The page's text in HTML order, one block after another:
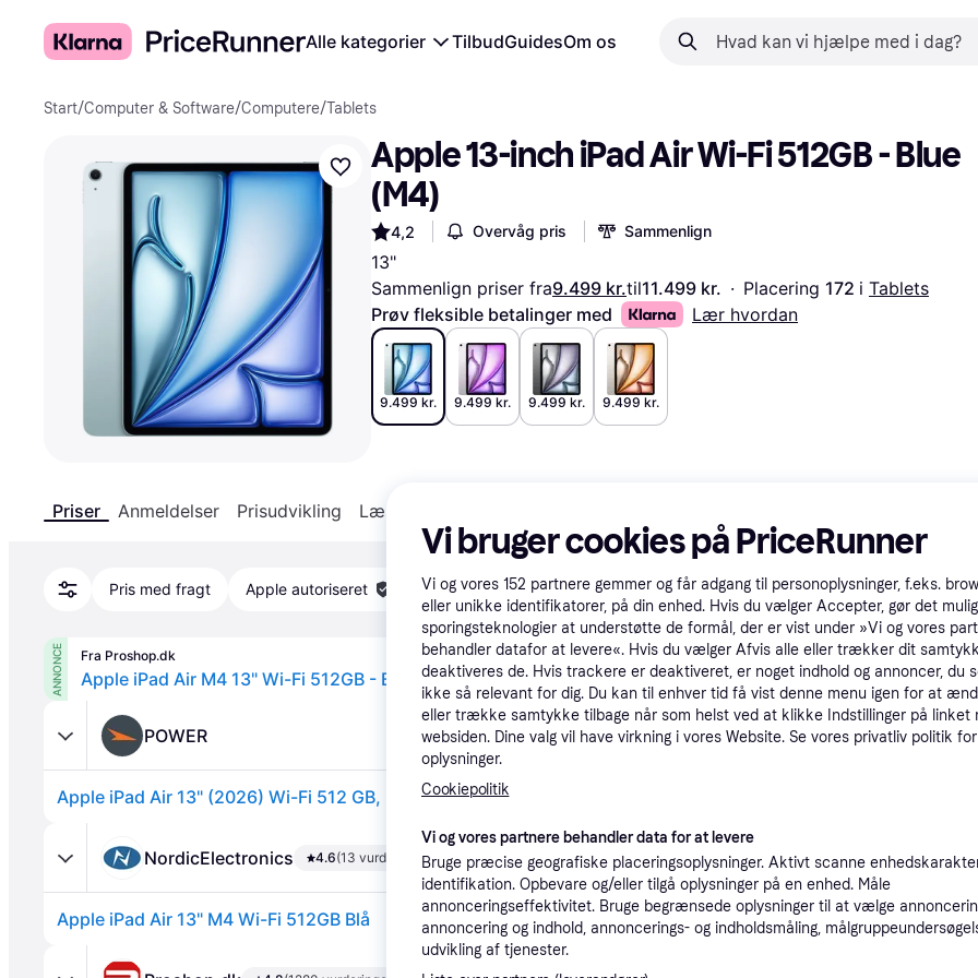
Alle kategorier TilbudGuidesOm os
Start/Computer & Software/Computere/Tablets
Apple 13-inch iPad Air Wi-Fi 512GB - Blue
(M4)
4,2 Overvåg pris Sammenlign
13"
Sammenlign priser fra9.499 kr.til11.499 kr. · Placering 172 i Tablets
Prøv fleksible betalinger med
Lær hvordan
9.499 kr. 9.499 kr. 9.499 kr. 9.499 kr.
Priser Anmeldelser Prisudvikling Læs om produktet
Pris med fragt Apple autoriseret
ANNONCE Fra Proshop.dk
Apple iPad Air M4 13" Wi-Fi 512GB - Blue Fri fragt, 3 dage
Eller
POWER Apple autoriseret
Apple iPad Air 13" (2026) Wi-Fi 512 GB, blå.
NordicElectronics 4.6(13 vurderinger)
Apple iPad Air 13" M4 Wi-Fi 512GB Blå 49 kr. fragt
Vi bruger cookies på PriceRunner
Vi og vores 152 partnere gemmer og får adgang til personoplysninger, f.eks.
eller unikke identifikatorer, på din enhed. Hvis du vælger Accepter, gør det
sporingsteknologier at understøtte de formål, der er vist under »Vi og vores
behandler datafor at levere«. Hvis du vælger Afvis alle eller trækker dit
deaktiveres de. Hvis trackere er deaktiveret, er noget indhold og annoncer, du
ikke så relevant for dig. Du kan til enhver tid få vist denne menu igen for at
eller trække samtykke tilbage når som helst ved at klikke Indstillinger på linket
websiden. Dine valg vil have virkning i vores Website. Se vores privatliv politik
oplysninger.
Cookiepolitik
Vi og vores partnere behandler data for at levere
Bruge præcise geografiske placeringsoplysninger. Aktivt scanne
identifikation. Opbevare og/eller tilgå oplysninger på en enhed. Måle
annonceringseffektivitet. Bruge begrænsede oplysninger til at vælge
annoncering og indhold, annoncerings- og indholdsmåling,
udvikling af tjenester.